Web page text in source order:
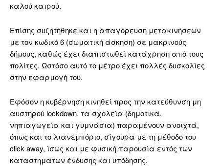
καλού καιρού.
Επίσης συζητήθηκε και η απαγόρευση μετακινήσεων
με τον κωδικό 6 (σωματική άσκηση) σε μακρινούς
δήμους, καθώς έχει διαπιστωθεί κατάχρηση από τους
πολίτες. Ωστόσο αυτό το μέτρο έχει πολλές δυσκολίες
στην εφαρμογή του.
Εφόσον η κυβέρνηση κινηθεί προς την κατεύθυνση μη
αυστηρού lockdown, τα σχολεία (δημοτικά,
νηπιαγωγεία και γυμνάσια) παραμένουν ανοιχτά,
όπως και το λιανεμπόριο, σίγουρα με τη μέθοδο του
click away, ίσως και με φυσική παρουσία εντός των
καταστημάτων ένδυσης και υπόδησης.